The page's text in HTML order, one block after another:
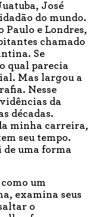
José
do mundo.
Paulo e Londres,
chamado
Se
qual parecia
Mas largou a
Nesse
da
décadas.
minha carreira,
seu tempo.
de uma forma
um
examina seus
o